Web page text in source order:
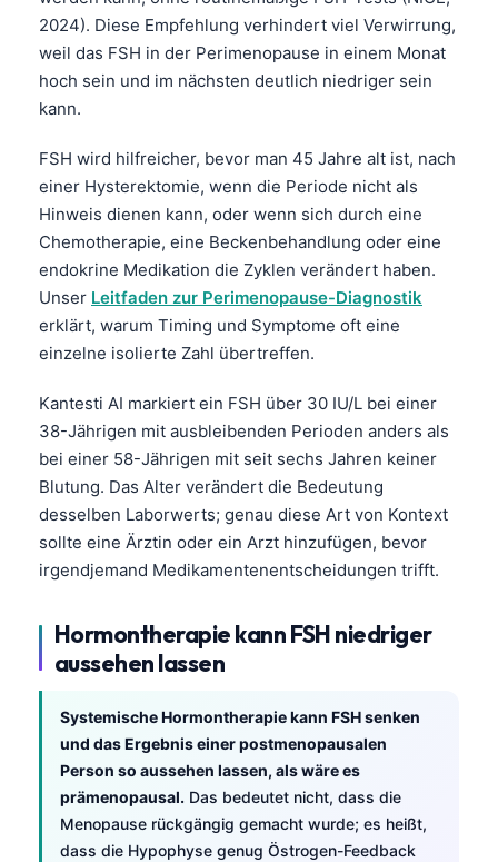
2024). Diese Empfehlung verhindert viel Verwirrung,
weil das FSH in der Perimenopause in einem Monat
hoch sein und im nächsten deutlich niedriger sein
kann.
FSH wird hilfreicher, bevor man 45 Jahre alt ist, nach
einer Hysterektomie, wenn die Periode nicht als
Hinweis dienen kann, oder wenn sich durch eine
Chemotherapie, eine Beckenbehandlung oder eine
endokrine Medikation die Zyklen verändert haben.
Unser Leitfaden zur Perimenopause-Diagnostik
erklärt, warum Timing und Symptome oft eine
einzelne isolierte Zahl übertreffen.
Kantesti AI markiert ein FSH über 30 IU/L bei einer
38-Jährigen mit ausbleibenden Perioden anders als
bei einer 58-Jährigen mit seit sechs Jahren keiner
Blutung. Das Alter verändert die Bedeutung
desselben Laborwerts; genau diese Art von Kontext
sollte eine Ärztin oder ein Arzt hinzufügen, bevor
irgendjemand Medikamentenentscheidungen trifft.
Hormontherapie kann FSH niedriger
aussehen lassen
Systemische Hormontherapie kann FSH senken
und das Ergebnis einer postmenopausalen
Person so aussehen lassen, als wäre es
prämenopausal. Das bedeutet nicht, dass die
Menopause rückgängig gemacht wurde; es heißt,
dass die Hypophyse genug Östrogen-Feedback